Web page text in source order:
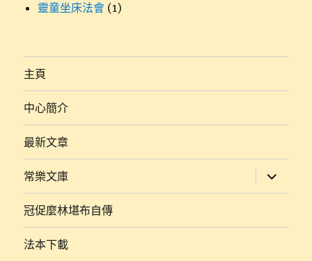
靈童坐床法會 (1)
主頁
中心簡介
最新文章
常樂文庫
開
子
冠促麼林堪布自傳
法本下載